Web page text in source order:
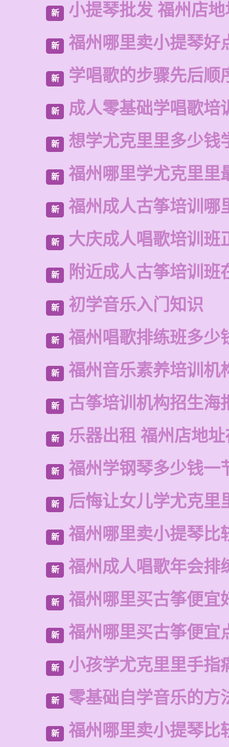
新 小提琴批发 福州店
新 福州哪里卖小提琴好
新 学唱歌的步骤先后顺
新 成人零基础学唱歌培
新 想学尤克里里多少钱
新 福州哪里学尤克里里
新 福州成人古筝培训哪
新 大庆成人唱歌培训班
新 附近成人古筝培训班
新 初学音乐入门知识
新 福州唱歌排练班多少
新 福州音乐素养培训机
新 古筝培训机构招生海
新 乐器出租 福州店地
新 福州学钢琴多少钱一
新 后悔让女儿学尤克里
新 福州哪里卖小提琴比
新 福州成人唱歌年会排
新 福州哪里买古筝便宜
新 福州哪里买古筝便宜
新 小孩学尤克里里手指
新 零基础自学音乐的方
新 福州哪里卖小提琴比